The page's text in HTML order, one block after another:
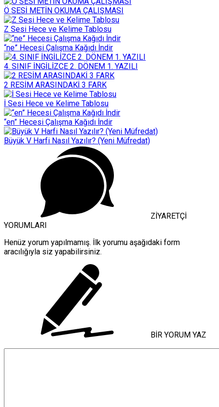
Ö SESİ METİN OKUMA ÇALIŞMASI
Z Sesi Hece ve Kelime Tablosu
“ne” Hecesi Çalışma Kağıdı İndir
4. SINIF İNGİLİZCE 2. DÖNEM 1. YAZILI
2 RESİM ARASINDAKİ 3 FARK
İ Sesi Hece ve Kelime Tablosu
“en” Hecesi Çalışma Kağıdı İndir
Büyük V Harfi Nasıl Yazılır? (Yeni Müfredat)
ZİYARETÇİ
YORUMLARI
Henüz yorum yapılmamış. İlk yorumu aşağıdaki form
aracılığıyla siz yapabilirsiniz.
BİR YORUM YAZ